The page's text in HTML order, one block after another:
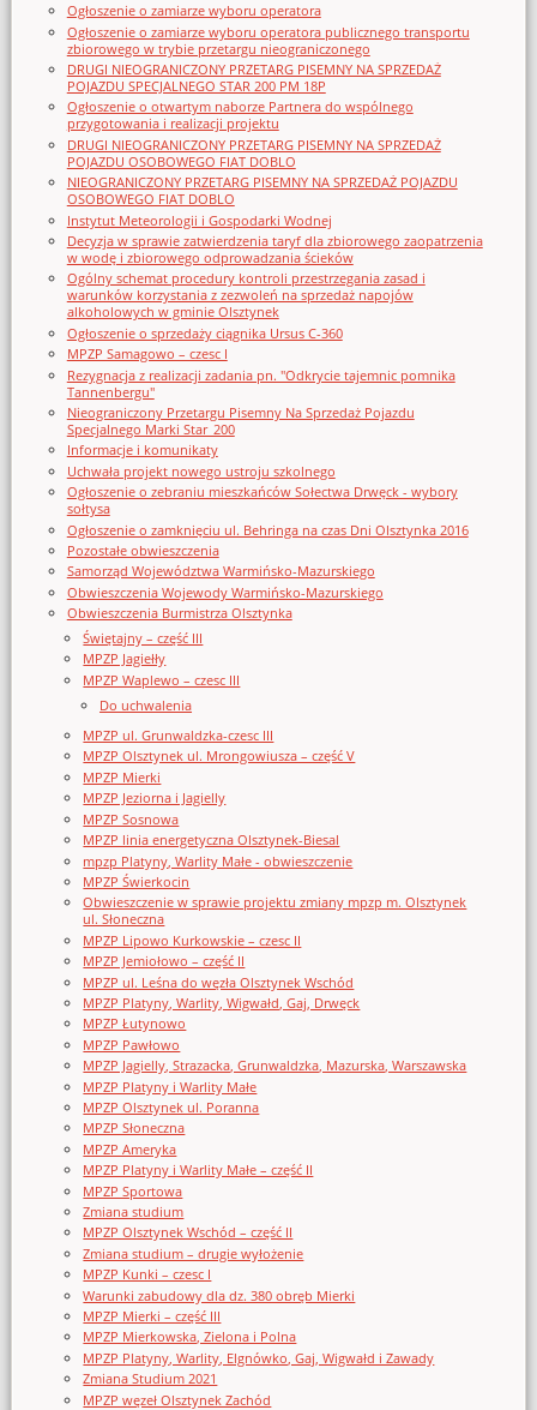
Ogłoszenie o zamiarze wyboru operatora
Ogłoszenie o zamiarze wyboru operatora publicznego transportu
zbiorowego w trybie przetargu nieograniczonego
DRUGI NIEOGRANICZONY PRZETARG PISEMNY NA SPRZEDAŻ
POJAZDU SPECJALNEGO STAR 200 PM 18P
Ogłoszenie o otwartym naborze Partnera do wspólnego
przygotowania i realizacji projektu
DRUGI NIEOGRANICZONY PRZETARG PISEMNY NA SPRZEDAŻ
POJAZDU OSOBOWEGO FIAT DOBLO
NIEOGRANICZONY PRZETARG PISEMNY NA SPRZEDAŻ POJAZDU
OSOBOWEGO FIAT DOBLO
Instytut Meteorologii i Gospodarki Wodnej
Decyzja w sprawie zatwierdzenia taryf dla zbiorowego zaopatrzenia
w wodę i zbiorowego odprowadzania ścieków
Ogólny schemat procedury kontroli przestrzegania zasad i
warunków korzystania z zezwoleń na sprzedaż napojów
alkoholowych w gminie Olsztynek
Ogłoszenie o sprzedaży ciągnika Ursus C-360
MPZP Samagowo – czesc I
Rezygnacja z realizacji zadania pn. "Odkrycie tajemnic pomnika
Tannenbergu"
Nieograniczony Przetargu Pisemny Na Sprzedaż Pojazdu
Specjalnego Marki Star_200
Informacje i komunikaty
Uchwała projekt nowego ustroju szkolnego
Ogłoszenie o zebraniu mieszkańców Sołectwa Drwęck - wybory
sołtysa
Ogłoszenie o zamknięciu ul. Behringa na czas Dni Olsztynka 2016
Pozostałe obwieszczenia
Samorząd Województwa Warmińsko-Mazurskiego
Obwieszczenia Wojewody Warmińsko-Mazurskiego
Obwieszczenia Burmistrza Olsztynka
Świętajny – część III
MPZP Jagiełły
MPZP Waplewo – czesc III
Do uchwalenia
MPZP ul. Grunwaldzka-czesc III
MPZP Olsztynek ul. Mrongowiusza – część V
MPZP Mierki
MPZP Jeziorna i Jagielly
MPZP Sosnowa
MPZP linia energetyczna Olsztynek-Biesal
mpzp Platyny, Warlity Małe - obwieszczenie
MPZP Świerkocin
Obwieszczenie w sprawie projektu zmiany mpzp m. Olsztynek
ul. Słoneczna
MPZP Lipowo Kurkowskie – czesc II
MPZP Jemiołowo – część II
MPZP ul. Leśna do węzła Olsztynek Wschód
MPZP Platyny, Warlity, Wigwałd, Gaj, Drwęck
MPZP Łutynowo
MPZP Pawłowo
MPZP Jagielly, Strazacka, Grunwaldzka, Mazurska, Warszawska
MPZP Platyny i Warlity Małe
MPZP Olsztynek ul. Poranna
MPZP Słoneczna
MPZP Ameryka
MPZP Platyny i Warlity Małe – część II
MPZP Sportowa
Zmiana studium
MPZP Olsztynek Wschód – część II
Zmiana studium – drugie wyłożenie
MPZP Kunki – czesc I
Warunki zabudowy dla dz. 380 obręb Mierki
MPZP Mierki – część III
MPZP Mierkowska, Zielona i Polna
MPZP Platyny, Warlity, Elgnówko, Gaj, Wigwałd i Zawady
Zmiana Studium 2021
MPZP węzeł Olsztynek Zachód